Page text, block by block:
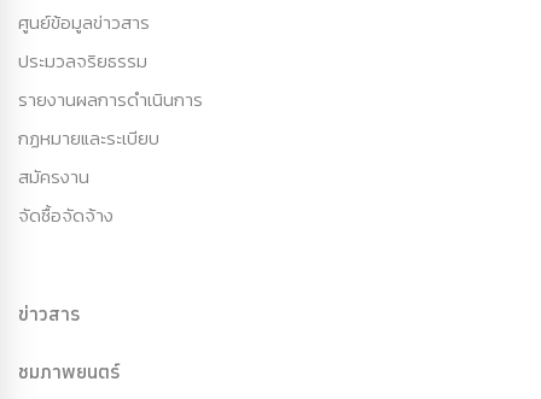
ศูนย์ข้อมูลข่าวสาร
ประมวลจริยธรรม
รายงานผลการดำเนินการ
กฏหมายและระเบียบ
สมัครงาน
จัดซื้อจัดจ้าง
ข่าวสาร
ชมภาพยนตร์